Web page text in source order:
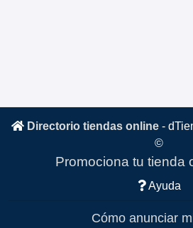
Directorio tiendas online -
©
Promociona tu tienda
Ayuda
Cómo anunciar